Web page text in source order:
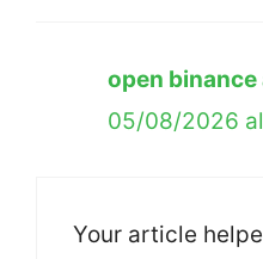
open
05/08/2026
Your article